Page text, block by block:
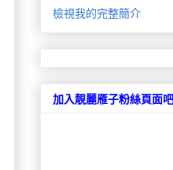
檢視我的完整簡介
加入靚麗雁子粉絲頁面